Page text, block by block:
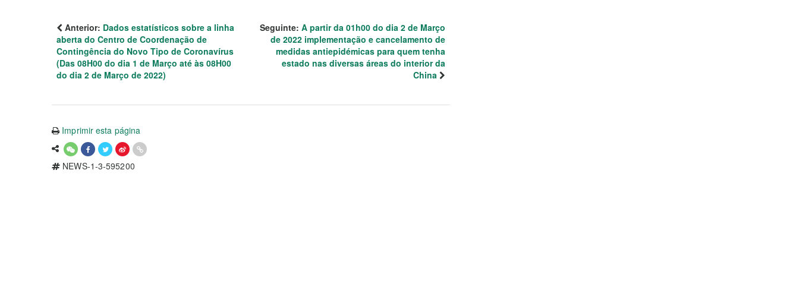
Anterior: Dados estatísticos sobre a linha
aberta do Centro de Coordenação de
Contingência do Novo Tipo de Coronavírus
(Das 08H00 do dia 1 de Março até às 08H00
do dia 2 de Março de 2022)
Seguinte: A partir da 01h00 do dia 2 de Março
de 2022 implementação e cancelamento de
medidas antiepidémicas para quem tenha
estado nas diversas áreas do interior da
China
Imprimir esta página
NEWS-1-3-595200